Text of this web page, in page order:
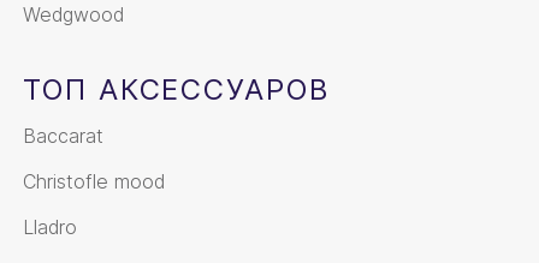
Wedgwood
ТОП АКСЕССУАРОВ
Baccarat
Christofle mood
Lladro